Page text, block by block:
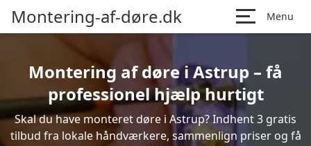
Montering-af-døre.dk Menu
Montering af døre i Astrup – få
professionel hjælp hurtigt
Skal du have monteret døre i Astrup? Indhent 3 gratis
tilbud fra lokale håndværkere, sammenlign priser og få